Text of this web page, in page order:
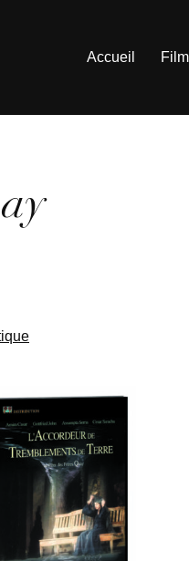
Accueil